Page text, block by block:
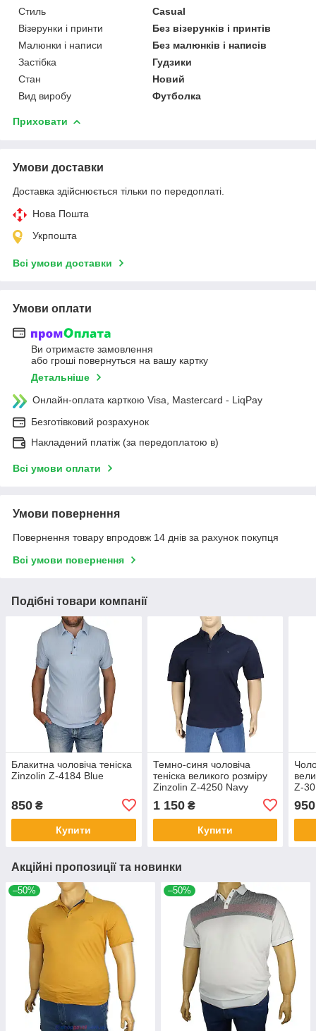
Стиль
Casual
Візерунки і принти
Без візерунків і принтів
Малюнки і написи
Без малюнків і написів
Застібка
Гудзики
Стан
Новий
Вид виробу
Футболка
Приховати
Умови доставки
Доставка здійснюється тільки по передоплаті.
Нова Пошта
Укрпошта
Всі умови доставки
Умови оплати
Ви отримаєте замовлення
або гроші повернуться на вашу картку
Детальніше
Онлайн-оплата карткою Visa, Mastercard - LiqPay
Безготівковий розрахунок
Накладений платіж (за передоплатою в)
Всі умови оплати
Умови повернення
Повернення товару впродовж 14 днів за рахунок покупця
Всі умови повернення
Подібні товари компанії
Блакитна чоловіча теніска
Zinzolin Z-4184 Blue
850 ₴
Купити
Темно-синя чоловіча
теніска великого розміру
Zinzolin Z-4250 Navy
1 150₴
Купити
Z-
950
Акційні пропозиції та новинки
–50% –50%